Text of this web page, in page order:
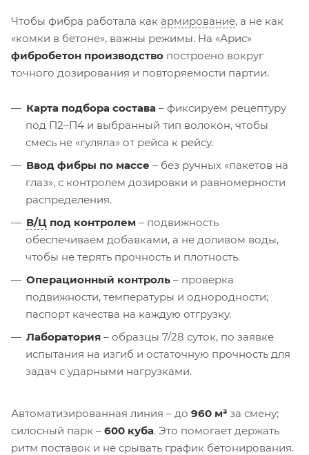
Чтобы фибра работала как армирование, а не как
«комки в бетоне», важны режимы. На «Арис»
фибробетон производство построено вокруг
точного дозирования и повторяемости партии.
Карта подбора состава – фиксируем рецептуру
под П2–П4 и выбранный тип волокон, чтобы
смесь не «гуляла» от рейса к рейсу.
Ввод фибры по массе – без ручных «пакетов на
глаз», с контролем дозировки и равномерности
распределения.
В/Ц под контролем – подвижность
обеспечиваем добавками, а не доливом воды,
чтобы не терять прочность и плотность.
Операционный контроль – проверка
подвижности, температуры и однородности;
паспорт качества на каждую отгрузку.
Лаборатория – образцы 7/28 суток, по заявке
испытания на изгиб и остаточную прочность для
задач с ударными нагрузками.
Автоматизированная линия – до 960 м³ за смену;
силосный парк – 600 куба. Это помогает держать
ритм поставок и не срывать график бетонирования.